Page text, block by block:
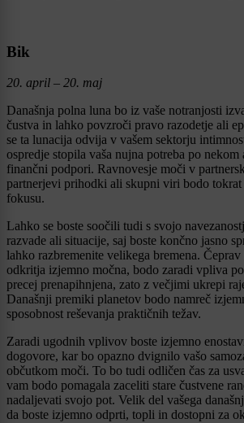
Bik
20. april – 20. maj
Današnja polna luna bo iz vaše notranjosti
čustva in lahko povzroči pravo razodetje ali
se ta lunacija odvija v vašem sektorju
ospredje stopila vaša nujna potreba po
finančni podpori. Ravnovesje moči v
partnerjevi prihodki ali skupni viri bodo tokrat
fokusu.
Lahko se boste soočili tudi s svojo
razvade ali situacije, saj boste končno jasno
lahko razbremenite velikega bremena. Čeprav
odkritja izjemno močna, bodo zaradi vpliva
precej prenapihnjena, zato z večjimi ukrepi
Današnji premiki planetov bodo namreč
sposobnost reševanja praktičnih težav.
Zaradi ugodnih vplivov boste izjemno
dogovore, kar bo opazno dvignilo vašo
občutkom moči. To bo tudi odličen čas za
vam bodo pomagala zaceliti stare čustvene
nadaljevati svojo pot. Velik del vašega
da boste izjemno odprti, topli in dostopni za